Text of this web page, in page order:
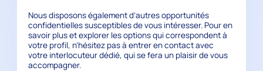
Nous disposons également d’autres opportunités
confidentielles susceptibles de vous intéresser. Pour en
savoir plus et explorer les options qui correspondent à
votre profil, n’hésitez pas à entrer en contact avec
votre interlocuteur dédié, qui se fera un plaisir de vous
accompagner.